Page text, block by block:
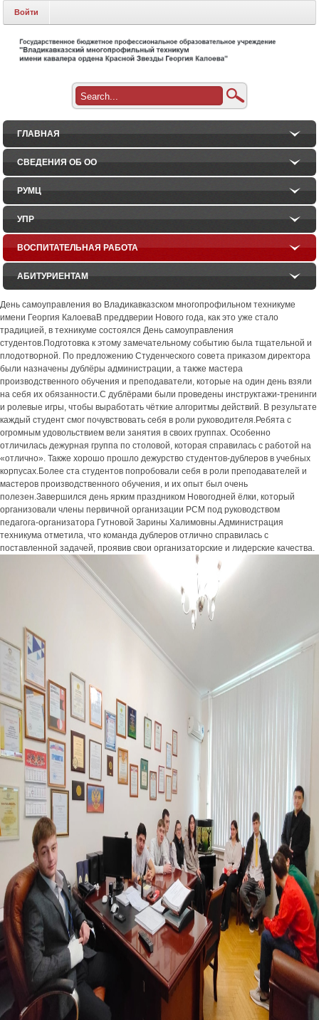
Войти
ГЛАВНАЯ
СВЕДЕНИЯ ОБ ОО
РУМЦ
УПР
ВОСПИТАТЕЛЬНАЯ РАБОТА
АБИТУРИЕНТАМ
День самоуправления во Владикавказском многопрофильном техникуме
имени Георгия КалоеваВ преддверии Нового года, как это уже стало
традицией, в техникуме состоялся День самоуправления
студентов.Подготовка к этому замечательному событию была тщательной и
плодотворной. По предложению Студенческого совета приказом директора
были назначены дублёры администрации, а также мастера
производственного обучения и преподаватели, которые на один день взяли
на себя их обязанности.С дублёрами были проведены инструктажи-тренинги
и ролевые игры, чтобы выработать чёткие алгоритмы действий. В результате
каждый студент смог почувствовать себя в роли руководителя.Ребята с
огромным удовольствием вели занятия в своих группах. Особенно
отличилась дежурная группа по столовой, которая справилась с работой на
«отлично». Также хорошо прошло дежурство студентов-дублеров в учебных
корпусах.Более ста студентов попробовали себя в роли преподавателей и
мастеров производственного обучения, и их опыт был очень
полезен.Завершился день ярким праздником Новогодней ёлки, который
организовали члены первичной организации РСМ под руководством
педагога-организатора Гутновой Зарины Халимовны.Администрация
техникума отметила, что команда дублеров отлично справилась с
поставленной задачей, проявив свои организаторские и лидерские качества.